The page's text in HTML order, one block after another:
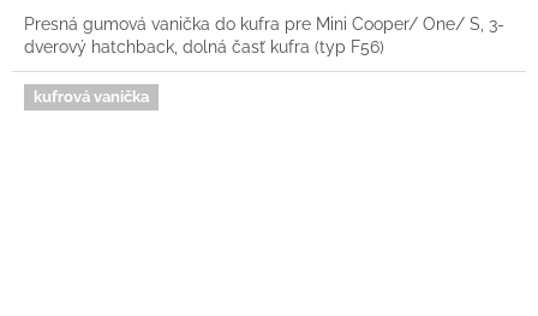
Presná gumová vanička do kufra pre Mini Cooper/ One/ S, 3-
dverový hatchback, dolná časť kufra (typ F56)
kufrová vanička